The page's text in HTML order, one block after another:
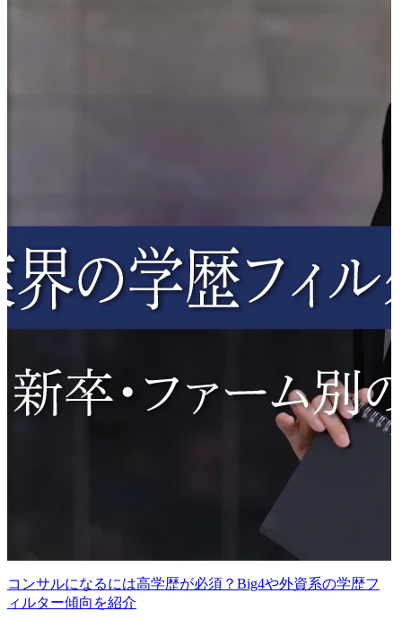
コンサルになるには高学歴が必須？Big4や外資系の学歴フ
ィルター傾向を紹介